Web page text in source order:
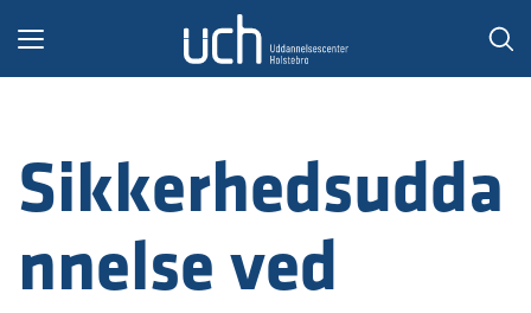
Toggle
Sikkerhedsudda
nnelse ved